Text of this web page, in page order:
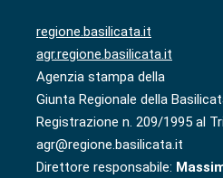
regione.basilicata.it
agr.regione.basilicata.it
Agenzia stampa della
Giunta Regionale della
Registrazione n. 209/1995 al
agr@regione.basilicata.it
Direttore responsabile: